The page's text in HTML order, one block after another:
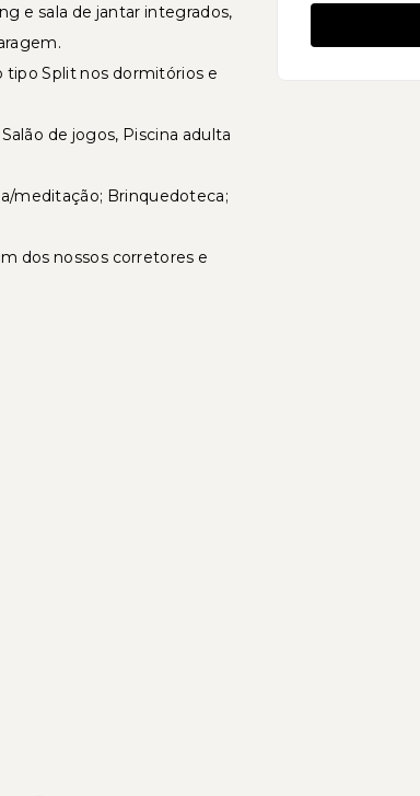
e sala de jantar integrados,
tipo Split nos dormitórios e
de jogos, Piscina adulta
meditação; Brinquedoteca;
dos nossos corretores e